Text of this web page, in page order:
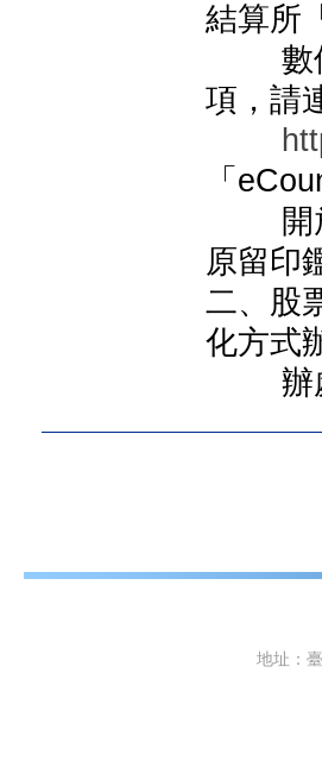
結算所
數位
項，請
「
開放
原留印
二、股
化方式
辦處
地址：